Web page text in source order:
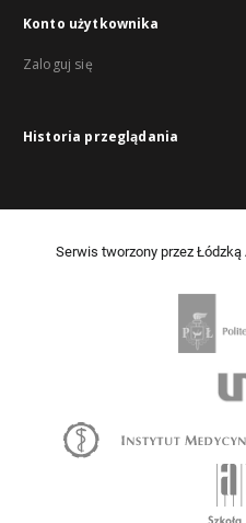
Konto użytkownika
Zaloguj się
Historia przeglądania
Serwis tworzony przez